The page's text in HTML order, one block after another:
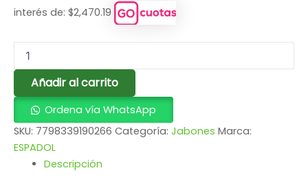
interés de: $2,470.19
Añadir al carrito
Ordena vía WhatsApp
SKU: 7798339190266 Categoría: Jabones Marca:
ESPADOL
Descripción